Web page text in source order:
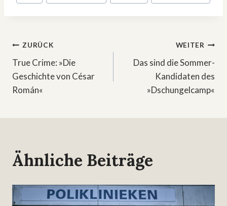
Beitragsnavigation
ZURÜCK
True Crime: »Die
Geschichte von César
Román«
WEITER
Das sind die Sommer-
Kandidaten des
»Dschungelcamp«
Ähnliche Beiträge